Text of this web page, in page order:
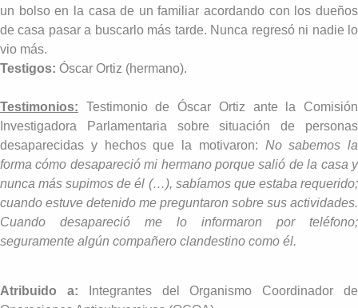
un bolso en la casa de un familiar acordando con los dueños
de casa pasar a buscarlo más tarde. Nunca regresó ni nadie lo
vio más.
Testigos: Óscar Ortiz (hermano).
Testimonios:
Testimonio de Óscar Ortiz ante la Comisión
Investigadora Parlamentaria sobre situación de personas
desaparecidas y hechos que la motivaron: No sabemos la
forma cómo desapareció mi hermano porque salió de la casa y
nunca más supimos de él (…), sabíamos que estaba requerido;
cuando estuve detenido me preguntaron sobre sus actividades.
Cuando desapareció me lo informaron por teléfono;
seguramente algún compañero clandestino como él.
Atribuido a: Integrantes del Organismo Coordinador de